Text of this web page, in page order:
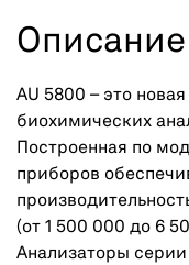
Описание
AU 5800 – это
биохимических
Построенная по
приборов
(от 1 500 000 до 6
Анализаторы